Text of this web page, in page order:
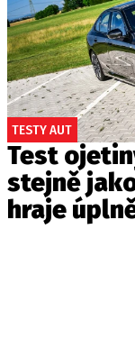
TESTY AUT
Test
stejně
hraje